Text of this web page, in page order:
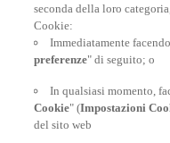
At your
seconda della loro
Cookie:
Immediatamente
preferenze" di seguito; o
In qualsiasi momento,
Cookie" (Impostazioni
del sito web